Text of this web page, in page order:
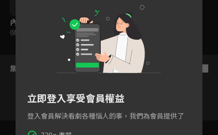
內容標籤
保護級
集數列表
立即登入享受會員權益
登入會員解決看劇各種惱人的事，我們為會員提供了